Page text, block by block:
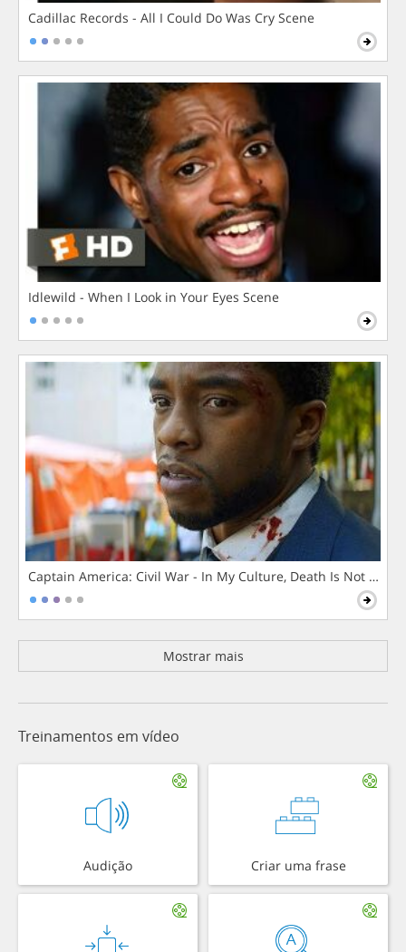
Cadillac Records - All I Could Do Was Cry Scene
Idlewild - When I Look in Your Eyes Scene
Captain America: Civil War - In My Culture, Death Is Not The
Mostrar mais
Treinamentos em vídeo
Audição Criar uma frase